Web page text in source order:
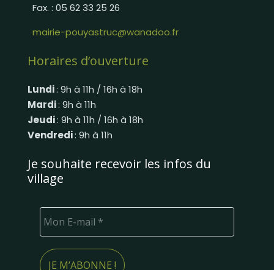
Fax. : 05 62 33 25 26
mairie-pouyastruc@wanadoo.fr
Horaires d’ouverture
Lundi: 9h à 11h / 16h à 18h
Mardi: 9h à 11h
Jeudi: 9h à 11h / 16h à 18h
Vendredi: 9h à 11h
Je souhaite recevoir les infos du
village